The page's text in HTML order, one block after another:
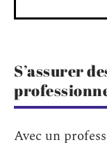
S’assurer
Avec un